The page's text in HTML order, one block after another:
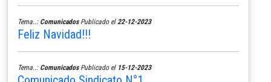
Tema..: ComunicadosPublicado el 22-12-2023
Feliz Navidad!!!
Tema..: ComunicadosPublicado el 15-12-2023